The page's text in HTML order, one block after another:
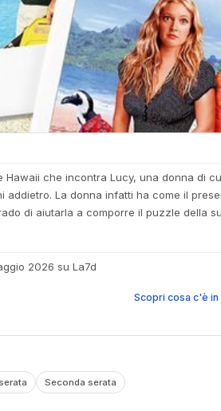
Hawaii che incontra Lucy, una donna di
addietro. La donna infatti ha come il
di aiutarla a comporre il puzzle della
2026 su La7d
Scopri cosa c'è in
Seconda serata